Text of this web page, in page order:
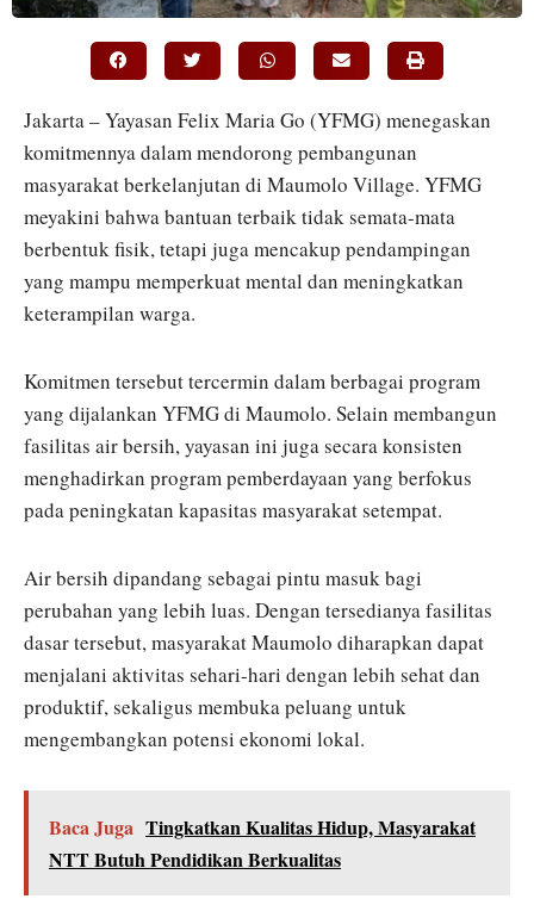
Jakarta – Yayasan Felix Maria Go (YFMG) menegaskan
komitmennya dalam mendorong pembangunan
masyarakat berkelanjutan di Maumolo Village. YFMG
meyakini bahwa bantuan terbaik tidak semata-mata
berbentuk fisik, tetapi juga mencakup pendampingan
yang mampu memperkuat mental dan meningkatkan
keterampilan warga.
Komitmen tersebut tercermin dalam berbagai program
yang dijalankan YFMG di Maumolo. Selain membangun
fasilitas air bersih, yayasan ini juga secara konsisten
menghadirkan program pemberdayaan yang berfokus
pada peningkatan kapasitas masyarakat setempat.
Air bersih dipandang sebagai pintu masuk bagi
perubahan yang lebih luas. Dengan tersedianya fasilitas
dasar tersebut, masyarakat Maumolo diharapkan dapat
menjalani aktivitas sehari-hari dengan lebih sehat dan
produktif, sekaligus membuka peluang untuk
mengembangkan potensi ekonomi lokal.
Baca Juga Tingkatkan Kualitas Hidup, Masyarakat
NTT Butuh Pendidikan Berkualitas